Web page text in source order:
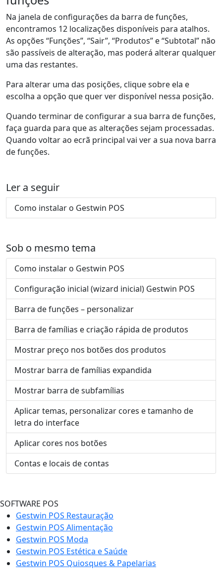
Na janela de configurações da barra de funções,
encontramos 12 localizações disponíveis para atalhos.
As opções “Funções”, “Sair”, “Produtos” e “Subtotal” não
são passíveis de alteração, mas poderá alterar qualquer
uma das restantes.
Para alterar uma das posições, clique sobre ela e
escolha a opção que quer ver disponível nessa posição.
Quando terminar de configurar a sua barra de funções,
faça guarda para que as alterações sejam processadas.
Quando voltar ao ecrã principal vai ver a sua nova barra
de funções.
Ler a seguir
Como instalar o Gestwin POS
Sob o mesmo tema
Como instalar o Gestwin POS
Configuração inicial (wizard inicial) Gestwin POS
Barra de funções – personalizar
Barra de famílias e criação rápida de produtos
Mostrar preço nos botões dos produtos
Mostrar barra de famílias expandida
Mostrar barra de subfamílias
Aplicar temas, personalizar cores e tamanho de
letra do interface
Aplicar cores nos botões
Contas e locais de contas
SOFTWARE POS
Gestwin POS Restauração
Gestwin POS Alimentação
Gestwin POS Moda
Gestwin POS Estética e Saúde
Gestwin POS Quiosques & Papelarias